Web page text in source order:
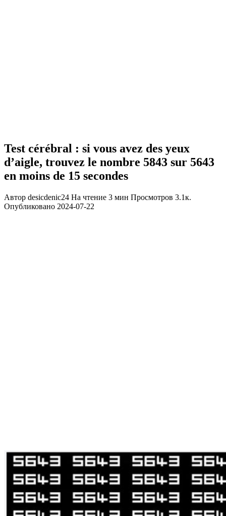
Test cérébral : si vous avez des yeux
d’aigle, trouvez le nombre 5843 sur 5643
en moins de 15 secondes
Автор desicdenic24 На чтение 3 мин Просмотров 3.1к.
Опубликовано 2024-07-22